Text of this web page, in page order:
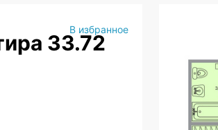
33.72
В избранное